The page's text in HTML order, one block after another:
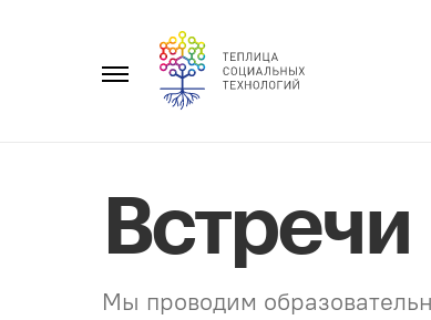
Главное
Встречи
Мы проводим